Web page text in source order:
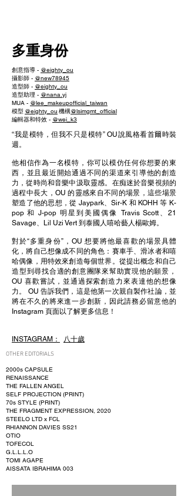
多重身份
創意指導 - @eighty_ou
攝影師 - @new78945
造型師 - @eighty_ou
造型助理 - @nana.yj
MUA - @lee_makeupofficial_taiwan
模型 @eighty_ou 機構@lsimgmt_official
編輯器和特效 - @wei_k3
“我是模特，但我不只是模特” OU說風格看首爾時裝
週。
他相信作為一名模特，你可以模仿任何你想要的東
西，並且最近開始通過不同的渠道來引導他的創造
力，從時尚和音樂中汲取靈感。在痴迷於音樂視頻的
過程中長大，OU 的靈感來自不同的場景，這些場景
塑造了他的思想，從 Jaypark、Sir-K 和 KOHH 等 K-
pop 和 J-pop 明星到美國偶像 Travis Scott、21
Savage、Lil Uzi Vert 到泰國人嘻哈藝人楊歐姆。
對於“多重身份”，OU 想要將他最喜歡的場景具體
化，將自己想像成不同的角色：賽車手、滑冰者和嘻
哈偶像，用特效來創造每個世界。從提出概念和自己
造型到尋找合適的創意團隊來幫助實現他的願景，
OU 喜歡嘗試，並通過探索創造力來表達他的想像
力。 OU 告訴我們，這是他第一次親自製作社論，並
將在不久的將來進一步創新，因此請務必留意他的
Instagram 頁面以了解更多信息！
INSTAGRAM： 八十歲
OTHER EDITORIALS
2000s CAPSULE
RENAISSANCE
THE FALLEN ANGEL
SELF PROJECTION (PRINT)
70s STYLE (PRINT)
THE FRAGMENT EXPRESSION, 2020
STEELO LTD x FCL
RHIANNON DAVIES SS21
OTIO
TOFECOL
G.L.L.L.O
TOMI AGAPE
AISSATA IBRAHIMA 003